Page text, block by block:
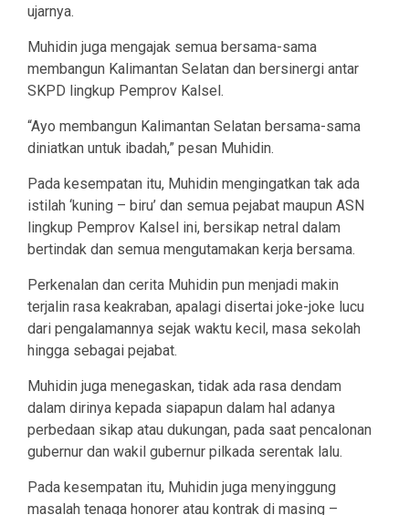
ujarnya.
Muhidin juga mengajak semua bersama-sama
membangun Kalimantan Selatan dan bersinergi antar
SKPD lingkup Pemprov Kalsel.
“Ayo membangun Kalimantan Selatan bersama-sama
diniatkan untuk ibadah,” pesan Muhidin.
Pada kesempatan itu, Muhidin mengingatkan tak ada
istilah ‘kuning – biru’ dan semua pejabat maupun ASN
lingkup Pemprov Kalsel ini, bersikap netral dalam
bertindak dan semua mengutamakan kerja bersama.
Perkenalan dan cerita Muhidin pun menjadi makin
terjalin rasa keakraban, apalagi disertai joke-joke lucu
dari pengalamannya sejak waktu kecil, masa sekolah
hingga sebagai pejabat.
Muhidin juga menegaskan, tidak ada rasa dendam
dalam dirinya kepada siapapun dalam hal adanya
perbedaan sikap atau dukungan, pada saat pencalonan
gubernur dan wakil gubernur pilkada serentak lalu.
Pada kesempatan itu, Muhidin juga menyinggung
masalah tenaga honorer atau kontrak di masing –